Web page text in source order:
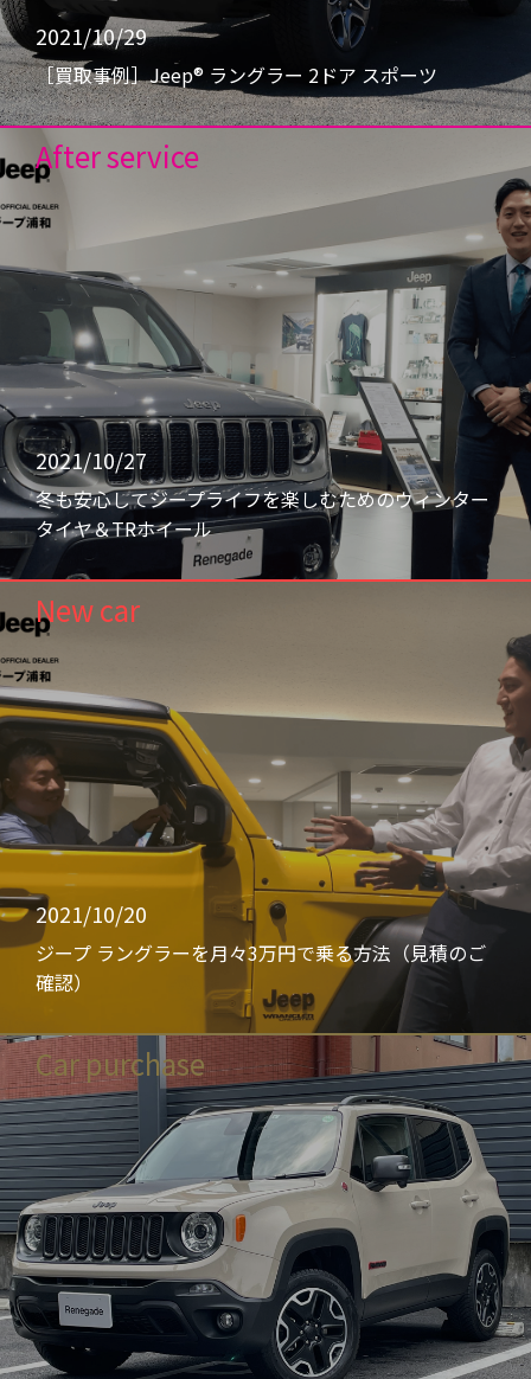
2021/10/29
［買取事例］Jeep® ラングラー 2ドア スポーツ
After service
2021/10/27
冬も安心してジープライフを楽しむためのウィンター
タイヤ＆TRホイール
New car
2021/10/20
ジープ ラングラーを月々3万円で乗る方法（見積のご
確認）
Car purchase